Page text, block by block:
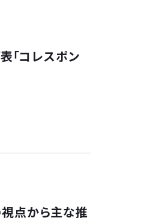
「コレスポン
視点から主な推